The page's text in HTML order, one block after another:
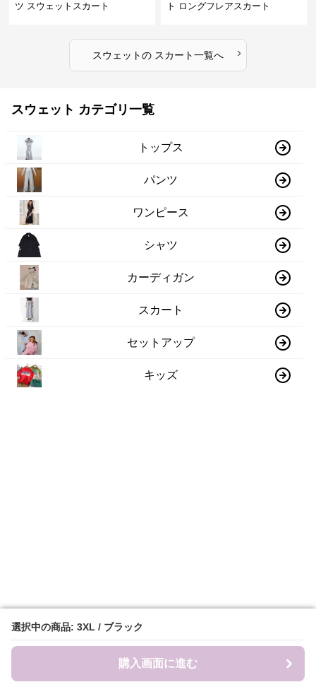
選択中の商品: 3XL / ブラック
購入画面に進む
選択中の商品: 3XL / ブラック
購入画面に進む
ツ スウェットスカート
ト ロングフレアスカート
スウェットのスカート一覧へ ›
スウェット カテゴリ一覧
トップス
パンツ
ワンピース
シャツ
カーディガン
スカート
セットアップ
キッズ